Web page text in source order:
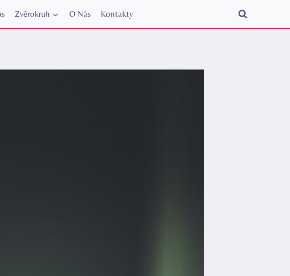
Zvěrokruh O Nás Kontakty